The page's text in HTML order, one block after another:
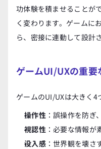
功体験を積ませることが
く変わります。ゲームに
ら、密接に連動して設計
ゲームUI/UXの重要
ゲームのUI/UXは大きく4
操作性：誤操作を防ぎ
視認性：必要な情報が
没入感：世界観を壊さ